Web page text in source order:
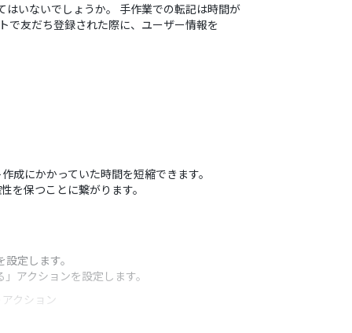
いないでしょうか。 手作業での転記は時間が
で友だち登録された際に、ユーザー情報を
にかかっていた時間を短縮できます。
を保つことに繋がります。
定します。
アクションを設定します。
クション